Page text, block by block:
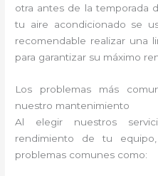
otra antes de la temporada
tu aire acondicionado se
recomendable realizar una
para garantizar su máximo
Los problemas más
nuestro mantenimiento
Al elegir nuestros
rendimiento de tu
problemas comunes como: